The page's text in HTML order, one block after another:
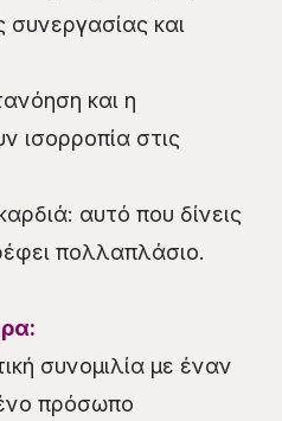
και
και η
ισορροπία στις
αυτό που δίνεις
πολλαπλάσιο.
συνομιλία με έναν
πρόσωπο